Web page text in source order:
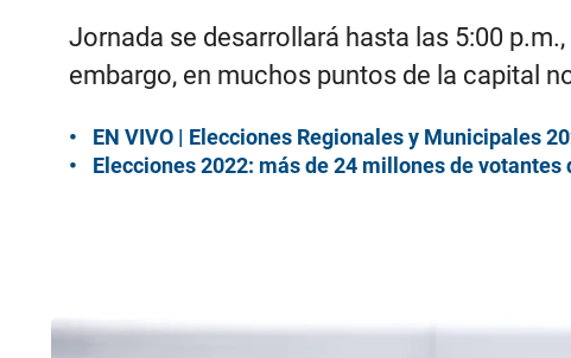
Jornada se desarrollará hasta las 5:00
embargo, en muchos puntos de la capital
EN VIVO | Elecciones Regionales y Municipales
Elecciones 2022: más de 24 millones de